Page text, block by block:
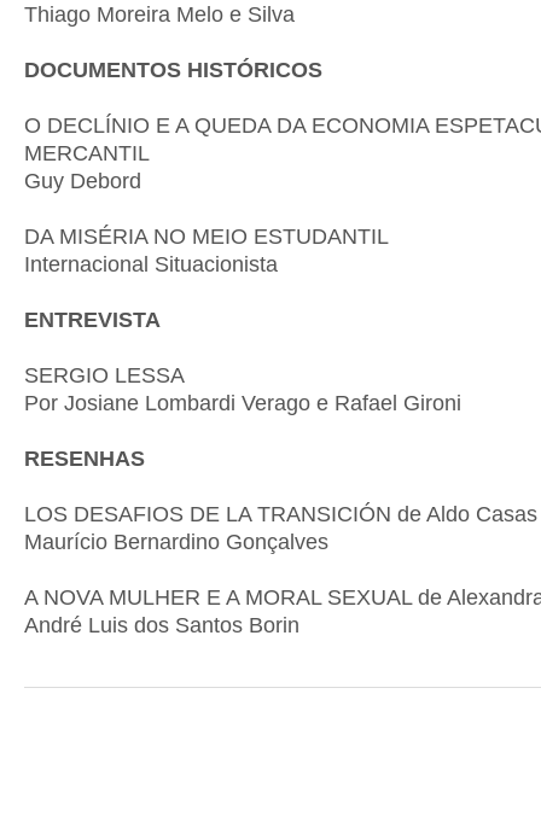
Thiago Moreira Melo e Silva
DOCUMENTOS HISTÓRICOS
O DECLÍNIO E A QUEDA DA ECONOMIA
MERCANTIL
Guy Debord
DA MISÉRIA NO MEIO ESTUDANTIL
Internacional Situacionista
ENTREVISTA
SERGIO LESSA
Por Josiane Lombardi Verago e Rafael Gironi
RESENHAS
LOS DESAFIOS DE LA TRANSICIÓN de Aldo Casas
Maurício Bernardino Gonçalves
A NOVA MULHER E A MORAL SEXUAL de
André Luis dos Santos Borin